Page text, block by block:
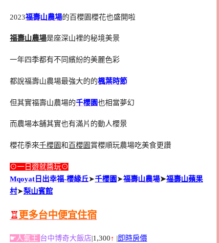
2023福壽山農場的百櫻園櫻花也盛開啦
福壽山農場是座深山裡的秘境美景
一年四季都有不同繽紛的美麗色彩
都說福壽山農場最強大的的楓葉時節
但其實福壽山農場的千櫻園也相當夢幻
而農場本舖其實也有滿片的動人櫻景
櫻花季來千櫻園和百櫻園 賞櫻順玩農場吃美食更讚
⊙一日遊就醬玩⊙
Mqoyat日出幸福-櫻緣丘➤千櫻園 ➤福壽山農場➤福壽山蘋果
村➤梨山賓館
♖ 更多台中便宜住宿
☛人氣王 台中博奇大飯店|1,300↑ |即時房價